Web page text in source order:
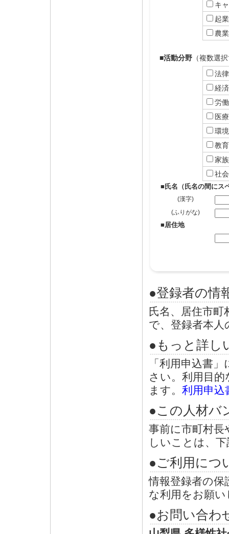
キ
起業
農
■活動分野 （複数選
法
経
労働
医
環境
教育
家
社
■氏名（氏名の間にス
(漢字)
(ふりがな)
■居住地
●登録者の情
氏名、居住市町
で、登録者本
●もっと詳し
「利用申込書
さい。利用目
ます。 利用申込
●この人材バ
事前に市町村
しいことは、
●ご利用につ
情報登録者の保
な利用をお願
●お問い合わ